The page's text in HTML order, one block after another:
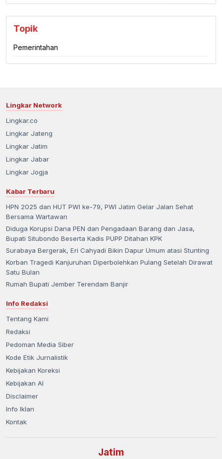
Topik
Pemerintahan
Lingkar Network
Lingkar.co
Lingkar Jateng
Lingkar Jatim
Lingkar Jabar
Lingkar Jogja
Kabar Terbaru
HPN 2025 dan HUT PWI ke-79, PWI Jatim Gelar Jalan Sehat
Bersama Wartawan
Diduga Korupsi Dana PEN dan Pengadaan Barang dan Jasa,
Bupati Situbondo Beserta Kadis PUPP Ditahan KPK
Surabaya Bergerak, Eri Cahyadi Bikin Dapur Umum atasi Stunting
Korban Tragedi Kanjuruhan Diperbolehkan Pulang Setelah Dirawat
Satu Bulan
Rumah Bupati Jember Terendam Banjir
Info Redaksi
Tentang Kami
Redaksi
Pedoman Media Siber
Kode Etik Jurnalistik
Kebijakan Koreksi
Kebijakan AI
Disclaimer
Info Iklan
Kontak
Jatim